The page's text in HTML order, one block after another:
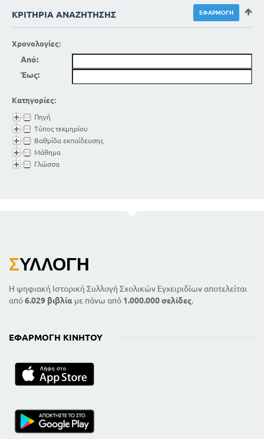
ΚΡΙΤΉΡΙΑ ΑΝΑΖΉΤΗΣΗΣ
Χρονολογίες:
Από:
Έως:
Κατηγορίες:
Πηγή
Τύπος τεκμηρίου
Βαθμίδα εκπαίδευσης
Μάθημα
Γλώσσα
ΣΥΛΛΟΓΉ
Η ψηφιακή Ιστορική Συλλογή Σχολικών Εγχειριδίων αποτελείται
από6.029 βιβλία με πάνω από 1.000.000 σελίδες.
ΕΦΑΡΜΟΓΉ ΚΙΝΗΤΟΎ